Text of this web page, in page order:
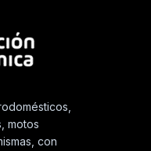
motos
con